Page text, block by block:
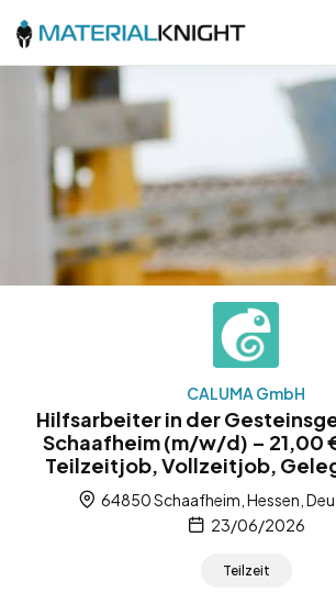
CALUMA GmbH
Hilfsarbeiter in der
Schaafheim (m/w/d) – 21,00
Teilzeitjob, Vollzeitjob,
64850 Schaafheim, Hessen,
23/06/2026
Teilzeit